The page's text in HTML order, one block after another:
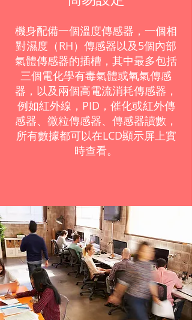
機身配備一個溫度傳感器，一個相
對濕度（RH）傳感器以及5個內部
氣體傳感器的插槽，其中最多包括
三個電化學有毒氣體或氧氣傳感
器，以及兩個高電流消耗傳感器，
例如紅外線，PID，催化或紅外傳
感器、微粒傳感器、傳感器讀數，
所有數據都可以在LCD顯示屏上實
時查看。